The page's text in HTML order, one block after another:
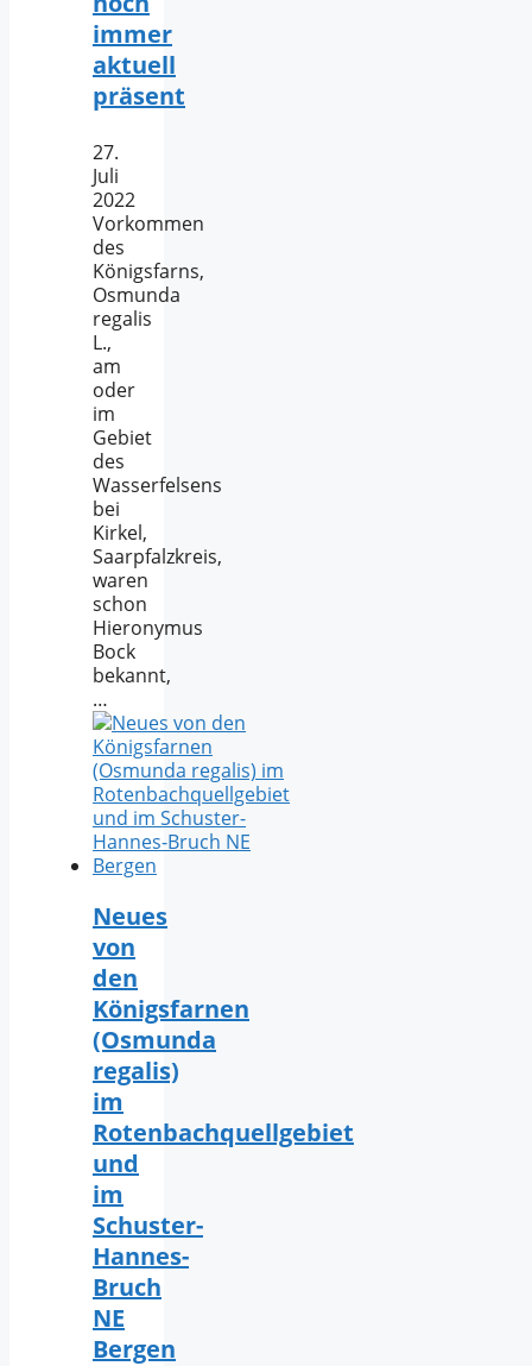
immer
aktuell
präsent
27.
Juli
2022
Vorkommen
des
Königsfarns,
Osmunda
regalis
L.,
am
oder
im
Gebiet
des
Wasserfelsens
bei
Kirkel,
Saarpfalzkreis,
waren
schon
Hieronymus
Bock
bekannt,
…
Neues
von
den
Königsfarnen
(Osmunda
regalis)
im
Rotenbachquellgebiet
und
im
Schuster-
Hannes-
Bruch
NE
Bergen